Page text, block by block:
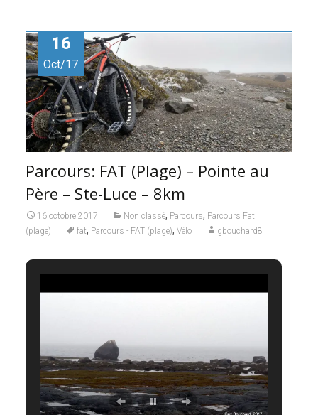
16
Oct/17
Parcours: FAT (Plage) – Pointe au
Père – Ste-Luce – 8km
16 octobre 2017 Non classé, Parcours, Parcours Fat
(plage)
fat, Parcours - FAT (plage), Vélo gbouchard8